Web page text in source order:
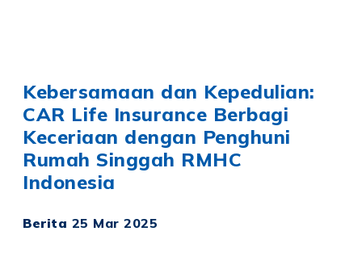
Kebersamaan dan Kepedulian:
CAR Life Insurance Berbagi
Keceriaan dengan Penghuni
Rumah Singgah RMHC
Indonesia
Berita 25 Mar 2025